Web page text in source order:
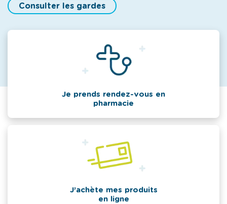
Consulter les gardes
Je prends rendez-vous en
pharmacie
J’achète mes produits
en ligne